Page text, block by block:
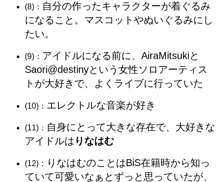
(8)： 自分の作ったキャラクターが着ぐるみ
になること。マスコットやぬいぐるみにし
たい。
(9)： アイドルになる前に、AiraMitsukiと
Saori@destinyという女性ソロアーティス
トが大好きで、よくライブに行っていた
(10)： エレクトルな音楽が好き
(11)： 自身にとって大きな存在で、大好きな
アイドルは りなはむ
(12)：
りなはむのことはBiS在籍時から知っ
ていて可愛いなぁとずっと思っていたが、